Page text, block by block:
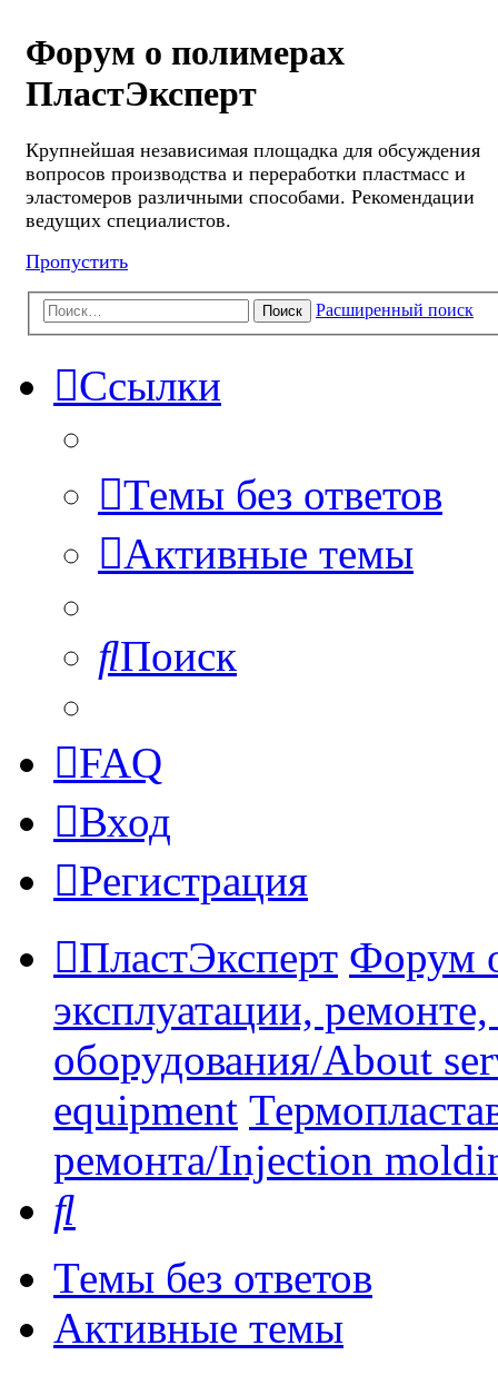
Форум о полимерах
ПластЭксперт
Крупнейшая независимая площадка для обсуждения
вопросов производства и переработки пластмасс и
эластомеров различными способами. Рекомендации
ведущих специалистов.
Пропустить
Поиск Расширенный поиск
Ссылки
Темы без ответов
Активные темы
Поиск
FAQ
Вход
Регистрация
ПластЭксперт Форум
эксплуатации,
оборудования/About
equipment
ремонта/Injection
Темы без ответов
Активные темы